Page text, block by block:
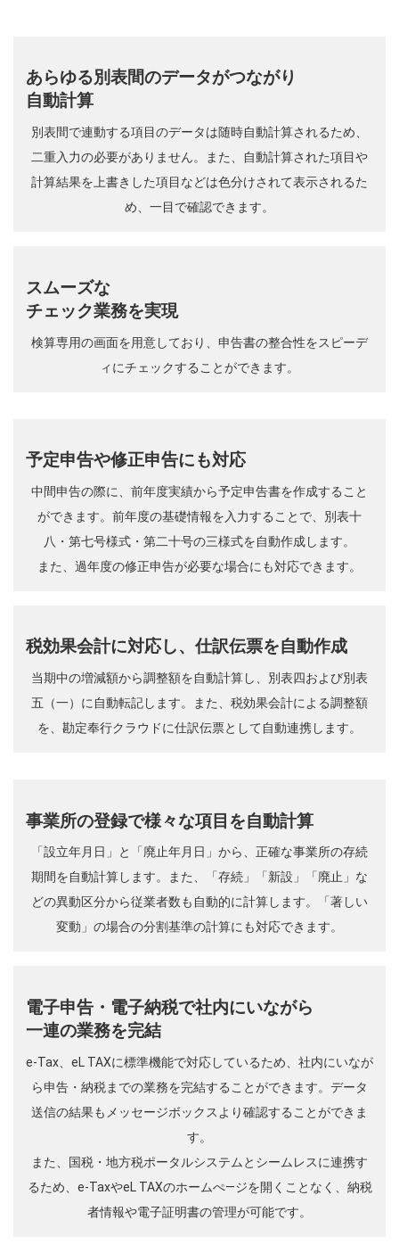
あらゆる別表間のデータがつながり
自動計算
別表間で連動する項目のデータは随時自動計算されるため、
二重入力の必要がありません。また、自動計算された項目や
計算結果を上書きした項目などは色分けされて表示されるた
め、一目で確認できます。
スムーズな
チェック業務を実現
検算専用の画面を用意しており、申告書の整合性をスピーデ
ィにチェックすることができます。
予定申告や修正申告にも対応
中間申告の際に、前年度実績から予定申告書を作成すること
ができます。前年度の基礎情報を入力することで、別表十
八・第七号様式・第二十号の三様式を自動作成します。
また、過年度の修正申告が必要な場合にも対応できます。
税効果会計に対応し、仕訳伝票を自動作成
当期中の増減額から調整額を自動計算し、別表四および別表
五（一）に自動転記します。また、税効果会計による調整額
を、勘定奉行クラウドに仕訳伝票として自動連携します。
事業所の登録で様々な項目を自動計算
「設立年月日」と「廃止年月日」から、正確な事業所の存続
期間を自動計算します。また、「存続」「新設」「廃止」な
どの異動区分から従業者数も自動的に計算します。「著しい
変動」の場合の分割基準の計算にも対応できます。
電子申告・電子納税で社内にいながら
一連の業務を完結
e-Tax、eL TAXに標準機能で対応しているため、社内にいなが
ら申告・納税までの業務を完結することができます。データ
送信の結果もメッセージボックスより確認することができま
す。
また、国税・地方税ポータルシステムとシームレスに連携す
るため、e-TaxやeL TAXのホームぺ―ジを開くことなく、納税
者情報や電子証明書の管理が可能です。